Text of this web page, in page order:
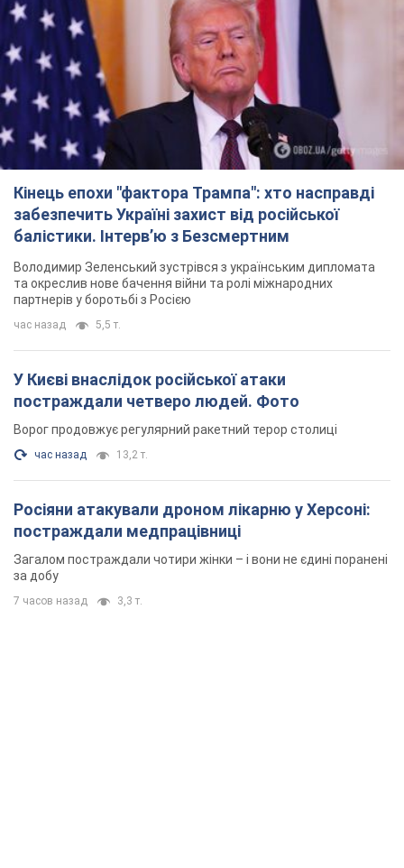
Кінець епохи "фактора Трампа": хто насправді
забезпечить Україні захист від російської
балістики. Інтерв’ю з Безсмертним
Володимир Зеленський зустрівся з українським дипломата
та окреслив нове бачення війни та ролі міжнародних
партнерів у боротьбі з Росією
час назад 5,5 т.
У Києві внаслідок російської атаки
постраждали четверо людей. Фото
Ворог продовжує регулярний ракетний терор столиці
час назад 13,2 т.
Росіяни атакували дроном лікарню у Херсоні:
постраждали медпрацівниці
Загалом постраждали чотири жінки – і вони не єдині поранені
за добу
7 часов назад 3,3 т.